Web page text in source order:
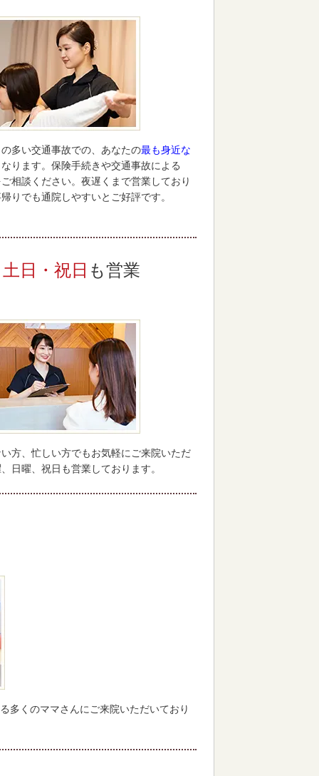
多い交通事故での、あなたの最も身近な
ります。保険手続きや交通事故による
相談ください。夜遅くまで営業しており
りでも通院しやすいとご好評です。
土日・祝日 も営業
方、忙しい方でもお気軽にご来院いただ
日曜、祝日も営業しております。
多くのママさんにご来院いただいており